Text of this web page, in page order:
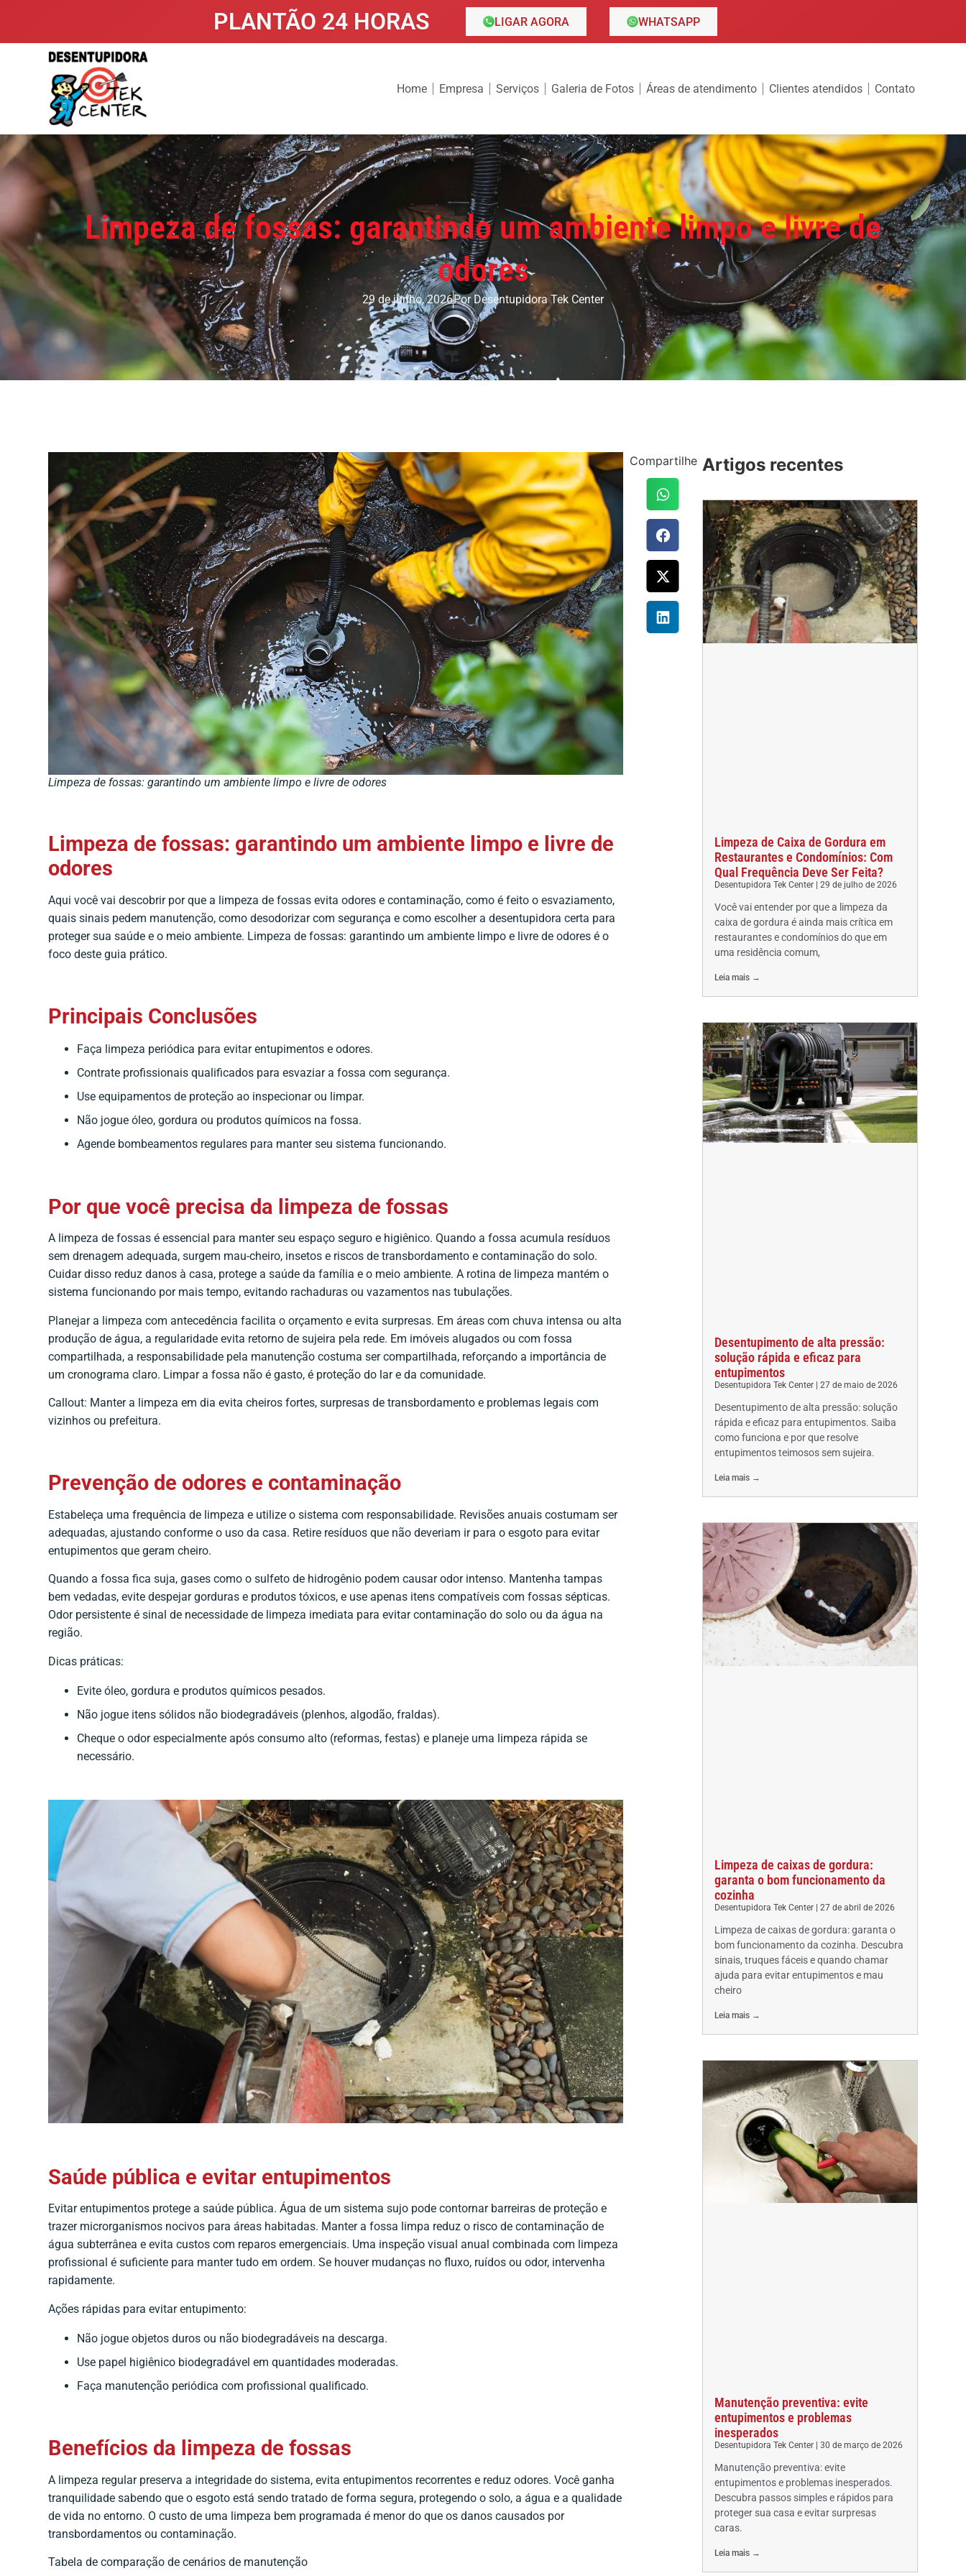
PLANTÃO 24 HORAS LIGAR AGORA WHATSAPP
Home Empresa Serviços Galeria de Fotos Áreas de atendimento Clientes atendidos Contato
Limpeza de fossas: garantindo um ambiente limpo e livre de
odores
29 de junho, 2026PorDesentupidora Tek Center
Limpeza de fossas: garantindo um ambiente limpo e livre de odores
Limpeza de fossas: garantindo um ambiente limpo e livre de
odores
Aqui você vai descobrir por que a limpeza de fossas evita odores e contaminação, como é feito o esvaziamento,
quais sinais pedem manutenção, como desodorizar com segurança e como escolher a desentupidora certa para
proteger sua saúde e o meio ambiente. Limpeza de fossas: garantindo um ambiente limpo e livre de odores é o
foco deste guia prático.
Principais Conclusões
Faça limpeza periódica para evitar entupimentos e odores.
Contrate profissionais qualificados para esvaziar a fossa com segurança.
Use equipamentos de proteção ao inspecionar ou limpar.
Não jogue óleo, gordura ou produtos químicos na fossa.
Agende bombeamentos regulares para manter seu sistema funcionando.
Por que você precisa da limpeza de fossas
A limpeza de fossas é essencial para manter seu espaço seguro e higiênico. Quando a fossa acumula resíduos
sem drenagem adequada, surgem mau-cheiro, insetos e riscos de transbordamento e contaminação do solo.
Cuidar disso reduz danos à casa, protege a saúde da família e o meio ambiente. A rotina de limpeza mantém o
sistema funcionando por mais tempo, evitando rachaduras ou vazamentos nas tubulações.
Planejar a limpeza com antecedência facilita o orçamento e evita surpresas. Em áreas com chuva intensa ou alta
produção de água, a regularidade evita retorno de sujeira pela rede. Em imóveis alugados ou com fossa
compartilhada, a responsabilidade pela manutenção costuma ser compartilhada, reforçando a importância de
um cronograma claro. Limpar a fossa não é gasto, é proteção do lar e da comunidade.
Callout: Manter a limpeza em dia evita cheiros fortes, surpresas de transbordamento e problemas legais com
vizinhos ou prefeitura.
Prevenção de odores e contaminação
Estabeleça uma frequência de limpeza e utilize o sistema com responsabilidade. Revisões anuais costumam ser
adequadas, ajustando conforme o uso da casa. Retire resíduos que não deveriam ir para o esgoto para evitar
entupimentos que geram cheiro.
Quando a fossa fica suja, gases como o sulfeto de hidrogênio podem causar odor intenso. Mantenha tampas
bem vedadas, evite despejar gorduras e produtos tóxicos, e use apenas itens compatíveis com fossas sépticas.
Odor persistente é sinal de necessidade de limpeza imediata para evitar contaminação do solo ou da água na
região.
Dicas práticas:
Evite óleo, gordura e produtos químicos pesados.
Não jogue itens sólidos não biodegradáveis (plenhos, algodão, fraldas).
Cheque o odor especialmente após consumo alto (reformas, festas) e planeje uma limpeza rápida se
necessário.
Saúde pública e evitar entupimentos
Evitar entupimentos protege a saúde pública. Água de um sistema sujo pode contornar barreiras de proteção e
trazer microrganismos nocivos para áreas habitadas. Manter a fossa limpa reduz o risco de contaminação de
água subterrânea e evita custos com reparos emergenciais. Uma inspeção visual anual combinada com limpeza
profissional é suficiente para manter tudo em ordem. Se houver mudanças no fluxo, ruídos ou odor, intervenha
rapidamente.
Ações rápidas para evitar entupimento:
Não jogue objetos duros ou não biodegradáveis na descarga.
Use papel higiênico biodegradável em quantidades moderadas.
Faça manutenção periódica com profissional qualificado.
Benefícios da limpeza de fossas
A limpeza regular preserva a integridade do sistema, evita entupimentos recorrentes e reduz odores. Você ganha
tranquilidade sabendo que o esgoto está sendo tratado de forma segura, protegendo o solo, a água e a qualidade
de vida no entorno. O custo de uma limpeza bem programada é menor do que os danos causados por
transbordamentos ou contaminação.
Tabela de comparação de cenários de manutenção
Limpeza de Caixa de Gordura em
Restaurantes e Condomínios: Com
Qual Frequência Deve Ser Feita?
Desentupidora Tek Center 29 de julho de 2026
Você vai entender por que a limpeza da
caixa de gordura é ainda mais crítica em
restaurantes e condomínios do que em
uma residência comum,
Leia mais →
Desentupimento de alta pressão:
solução rápida e eficaz para
entupimentos
Desentupidora Tek Center 27 de maio de 2026
Desentupimento de alta pressão: solução
rápida e eficaz para entupimentos. Saiba
como funciona e por que resolve
entupimentos teimosos sem sujeira.
Leia mais →
Limpeza de caixas de gordura:
garanta o bom funcionamento da
cozinha
Desentupidora Tek Center 27 de abril de 2026
Limpeza de caixas de gordura: garanta o
bom funcionamento da cozinha. Descubra
sinais, truques fáceis e quando chamar
ajuda para evitar entupimentos e mau
cheiro
Leia mais →
Manutenção preventiva: evite
entupimentos e problemas
inesperados
Desentupidora Tek Center 30 de março de 2026
Manutenção preventiva: evite
entupimentos e problemas inesperados.
Descubra passos simples e rápidos para
proteger sua casa e evitar surpresas
caras.
Leia mais →